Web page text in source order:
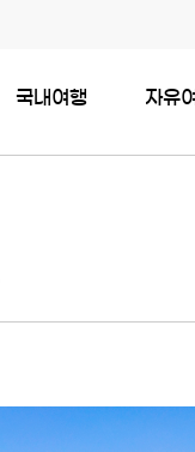
국내여행 자유